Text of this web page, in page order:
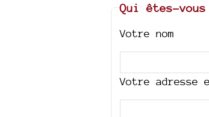
Qui êtes-
Votre nom
Votre adresse